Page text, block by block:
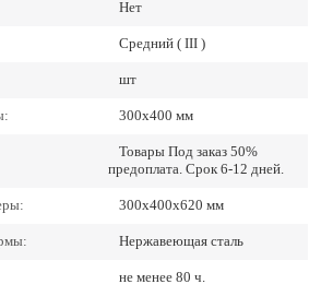
Нет
Средний ( III )
шт
300х400 мм
Товары Под заказ 50%
предоплата. Срок 6-12 дней.
300х400х620 мм
Нержавеющая сталь
не менее 80 ч.